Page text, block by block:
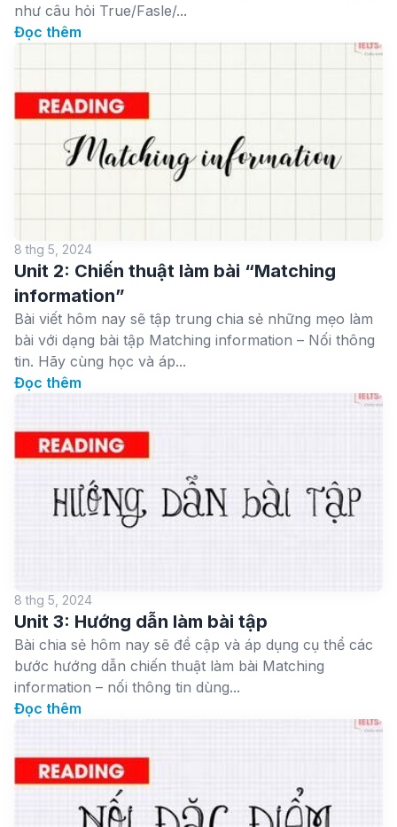
như câu hỏi True/Fasle/...
Đọc thêm
8 thg 5, 2024
Unit 2: Chiến thuật làm bài “Matching
information”
Bài viết hôm nay sẽ tập trung chia sẻ những mẹo làm
bài với dạng bài tập Matching information – Nối thông
tin. Hãy cùng học và áp...
Đọc thêm
8 thg 5, 2024
Unit 3: Hướng dẫn làm bài tập
Bài chia sẻ hôm nay sẽ đề cập và áp dụng cụ thể các
bước hướng dẫn chiến thuật làm bài Matching
information – nối thông tin dùng...
Đọc thêm